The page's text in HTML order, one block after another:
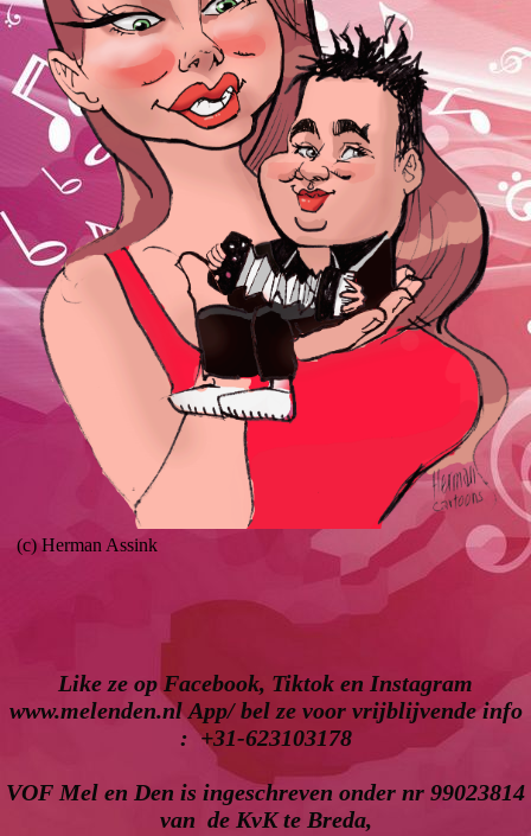
(c) Herman Assink
Like ze op Facebook, Tiktok en Instagram
www.melenden.nl App/ bel ze voor vrijblijvende info
: +31-623103178
VOF Mel en Den is ingeschreven onder nr 99023814
van de KvK te Breda,